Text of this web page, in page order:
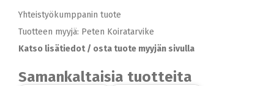
Yhteistyökumppanin tuote
Tuotteen myyjä: Peten Koiratarvike
Katso lisätiedot / osta tuote myyjän sivulla
Samankaltaisia tuotteita